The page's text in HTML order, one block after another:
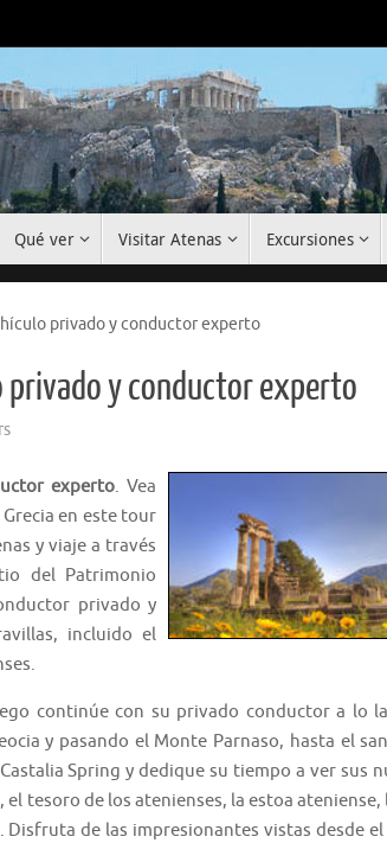
Qué ver Visitar Atenas Excursiones
privado y conductor experto
privado y conductor experto
experto. Vea
en este tour
y viaje a través
del Patrimonio
privado y
incluido el
continúe con su privado conductor a lo
y pasando el Monte Parnaso, hasta el
Spring y dedique su tiempo a ver sus
tesoro de los atenienses, la estoa ateniense,
de las impresionantes vistas desde